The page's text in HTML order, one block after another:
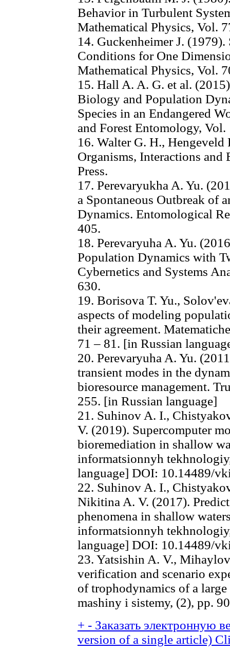
Behavior in Turbulent
Mathematical Physics, Vol.
14. Guckenheimer J.
Conditions for One
Mathematical Physics, Vol.
15. Hall A. A. G. et al.
Biology and Population
Species in an Endangered
and Forest Entomology,
16. Walter G. H.,
Organisms, Interactions
Press.
17. Perevaryukha A. Yu.
a Spontaneous Outbreak of
Dynamics. Entomological
405.
18. Perevaryuha A. Yu.
Population Dynamics with
Cybernetics and Systems
630.
19. Borisova T. Yu.,
aspects of modeling
their agreement.
71 – 81. [in Russian
20. Perevaryuha A. Yu.
transient modes in the
bioresource management.
255. [in Russian language]
21. Suhinov A. I.,
V. (2019). Supercomputer
bioremediation in shallow
informatsionnyh
language] DOI: 10.14489/
22. Suhinov A. I.,
Nikitina A. V. (2017).
phenomena in shallow
informatsionnyh
language] DOI: 10.14489/
23. Yatsishin A. V.,
verification and scenario
of trophodynamics of a
mashiny i sistemy, (2), pp.
+ - Заказать электронную
version of a single article)